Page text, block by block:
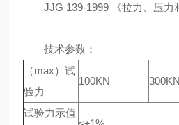
JJG 139-1999 《拉力、压力
技术参数：
（max）试
验力
100KN 300KN
试验力示值